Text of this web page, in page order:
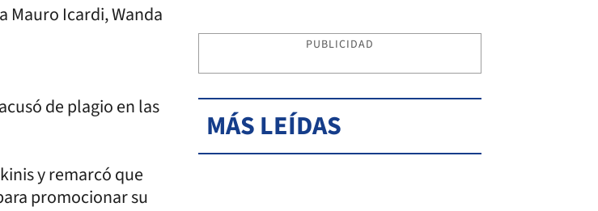
Mauro Icardi, Wanda
de plagio en las
y remarcó que
promocionar su
PUBLICIDAD
MÁS LEÍDAS